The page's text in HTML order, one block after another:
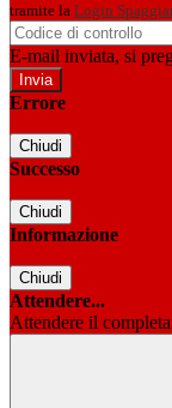
tramite la Login
E-mail inviata, si
Errore
Chiudi
Successo
Chiudi
Informazione
Chiudi
Attendere...
Attendere il